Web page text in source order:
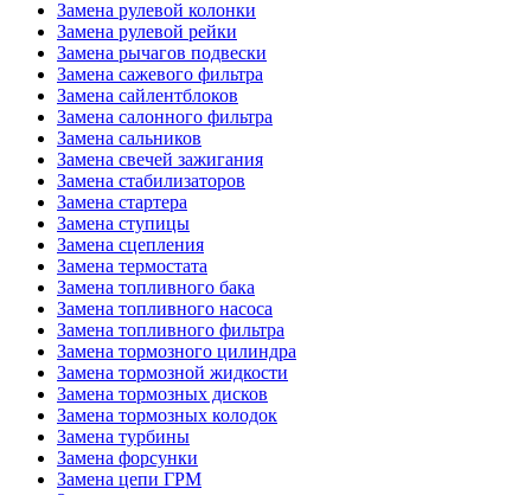
Замена рулевой колонки
Замена рулевой рейки
Замена рычагов подвески
Замена сажевого фильтра
Замена сайлентблоков
Замена салонного фильтра
Замена сальников
Замена свечей зажигания
Замена стабилизаторов
Замена стартера
Замена ступицы
Замена сцепления
Замена термостата
Замена топливного бака
Замена топливного насоса
Замена топливного фильтра
Замена тормозного цилиндра
Замена тормозной жидкости
Замена тормозных дисков
Замена тормозных колодок
Замена турбины
Замена форсунки
Замена цепи ГРМ